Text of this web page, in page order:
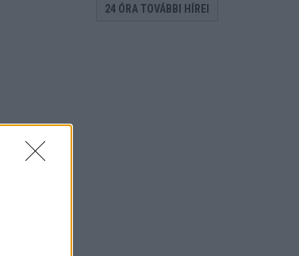
24 ÓRA TOVÁBBI HÍREI